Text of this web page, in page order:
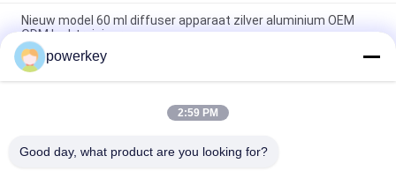
Nieuw model 60 ml diffuser apparaat zilver aluminium OEM
ODM luchtreiniger
Parfumverspreider geuroplossing leverancier witte 300 ml
plastic wifi geur aroma
Nebulizer Geen geluid Hotel geurverspreider Grote capaciteit
powerkey
2:59 PM
Good day, what product are you looking for?